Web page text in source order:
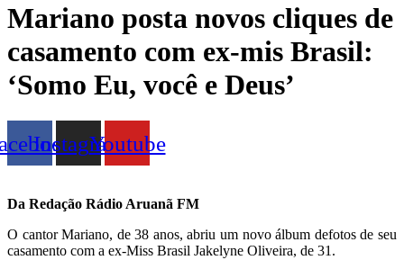
Mariano posta novos cliques de
casamento com ex-mis Brasil:
‘Somo Eu, você e Deus’
InstagramYoutube
Da Redação Rádio Aruanã FM
O cantor Mariano, de 38 anos, abriu um novo álbum defotos de seu
casamento com a ex-Miss Brasil Jakelyne Oliveira, de 31.